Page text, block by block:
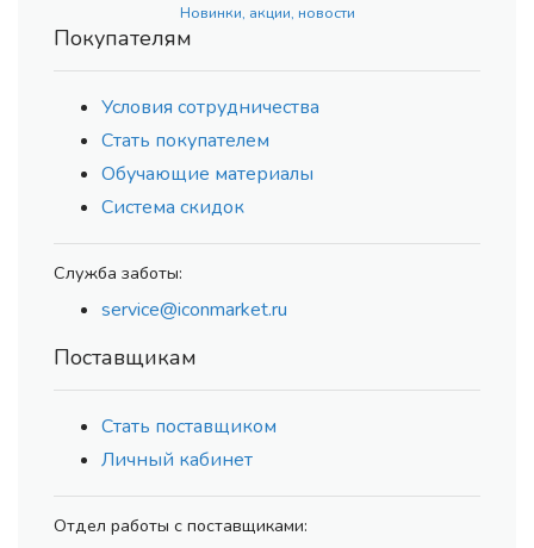
Новинки, акции, новости
Покупателям
Условия сотрудничества
Стать покупателем
Обучающие материалы
Система скидок
Служба заботы:
service@iconmarket.ru
Поставщикам
Стать поставщиком
Личный кабинет
Отдел работы с поставщиками: